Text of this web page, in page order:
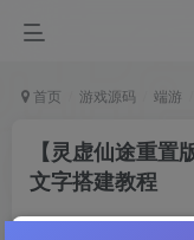
首页 游戏源码 端游
【灵虚仙途重
文字搭建教程
站长